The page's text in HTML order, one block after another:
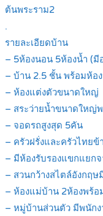
ต้นพระราม2
.
รายละเอียดบ้าน
– 5ห้องนอน 5ห้องน้ำ (มี
– บ้าน 2.5 ชั้น พร้อมห้อ
– ห้องแต่งตัวขนาดใหญ่
– สระว่ายน้ำขนาดใหญ่
– จอดรถสูงสุด 5คัน
– ครัวฝรั่งและครัวไทยข้
– มีห้องรับรองแขกแยก
– สวนกว้างสไตล์อังกฤ
– ห้องแม่บ้าน 2ห้องพร้อ
– หมู่บ้านส่วนตัว มีพนัก